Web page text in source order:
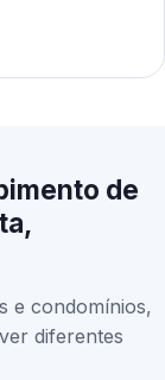
de
e condomínios,
diferentes